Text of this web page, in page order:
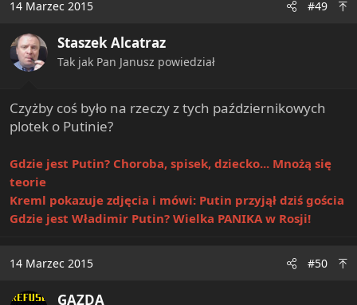
14 Marzec 2015 #49
Staszek Alcatraz
Tak jak Pan Janusz powiedział
Czyżby coś było na rzeczy z tych październikowych
plotek o Putinie?
Gdzie jest Putin? Choroba, spisek, dziecko... Mnożą się
teorie
Kreml pokazuje zdjęcia i mówi: Putin przyjął dziś gościa
Gdzie jest Władimir Putin? Wielka PANIKA w Rosji!
14 Marzec 2015 #50
GAZDA